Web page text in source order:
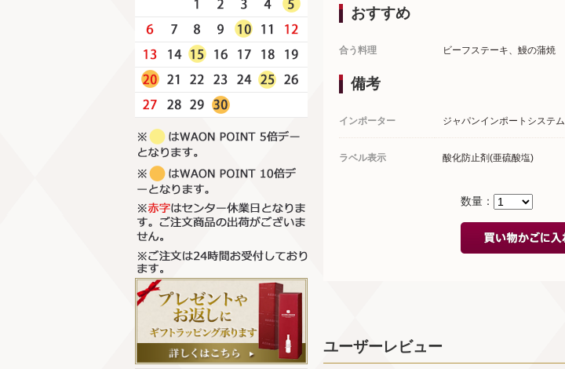
おすすめ
合う料理 ビーフステーキ、鰻の蒲焼
備考
インポーター ジャパンインポートシステム
ラベル表示 酸化防止剤(亜硫酸塩)
数量：
ユーザーレビュー